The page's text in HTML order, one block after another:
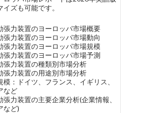
ズも可能です。
張力装置のヨーロッパ市場概要
張力装置のヨーロッパ市場動向
張力装置のヨーロッパ市場規模
張力装置のヨーロッパ市場予測
張力装置の種類別市場分析
張力装置の用途別市場分析
模：ドイツ、フランス、イギリス、
など
張力装置の主要企業分析(企業情報、
など)